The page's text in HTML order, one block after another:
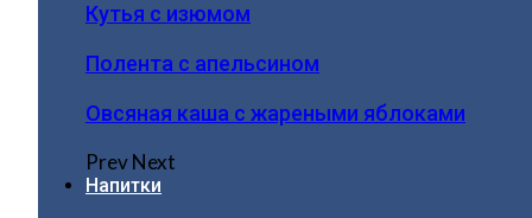
Кутья с изюмом
Полента с апельсином
Овсяная каша с жареными яблоками
PrevNext
Напитки